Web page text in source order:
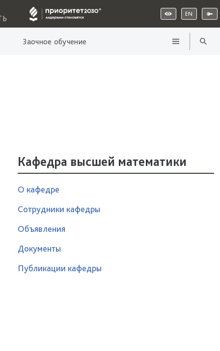
EN
Заочное обучение
Кафедра высшей математики
О кафедре
Сотрудники кафедры
Объявления
Документы
Публикации кафедры